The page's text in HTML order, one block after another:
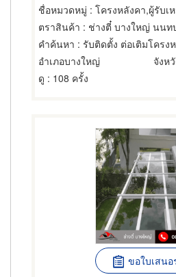
ชื่อหมวดหมู่ : โครงหลังคา,ผู้รับเหมา
ตราสินค้า : ช่างตี๋ บางใหญ่ นนท
คำค้นหา : รับติดตั้ง ต่อเติมโครง
อำเภอบางใหญ่
จังห
ดู : 108 ครั้ง
ขอใบเสนอ